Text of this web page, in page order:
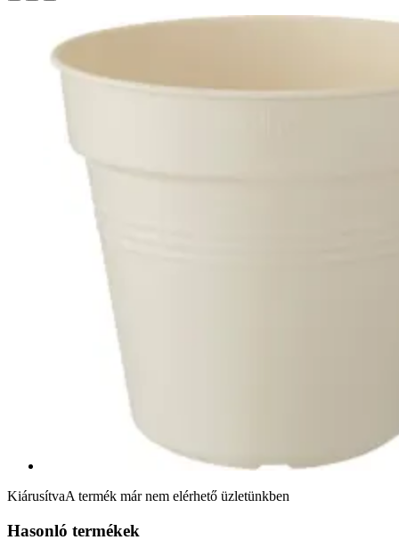
KiárusítvaA termék már nem elérhető üzletünkben
Hasonló termékek